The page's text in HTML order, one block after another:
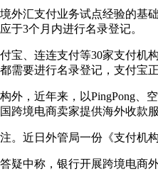
汇支付业务试点经验的基础
于3个月内进行名录登记。
、连连支付等30家支付机构
需要进行名录登记，支付宝
，近年来，以PingPong、空
跨境电商卖家提供海外收款
近日外管局一份《支付机构
中称，银行开展跨境电商外